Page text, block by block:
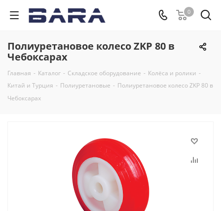
0
Полиуретановое колесо ZKP 80 в
Чебоксарах
Главная - Каталог - Складское оборудование - Колёса и ролики -
Китай и Турция - Полиуретановые - Полиуретановое колесо ZKP 80 в
Чебоксарах